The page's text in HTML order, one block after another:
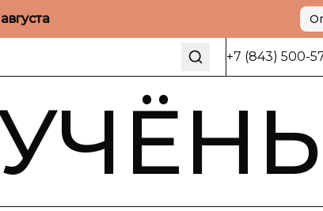
+7 (843) 500-